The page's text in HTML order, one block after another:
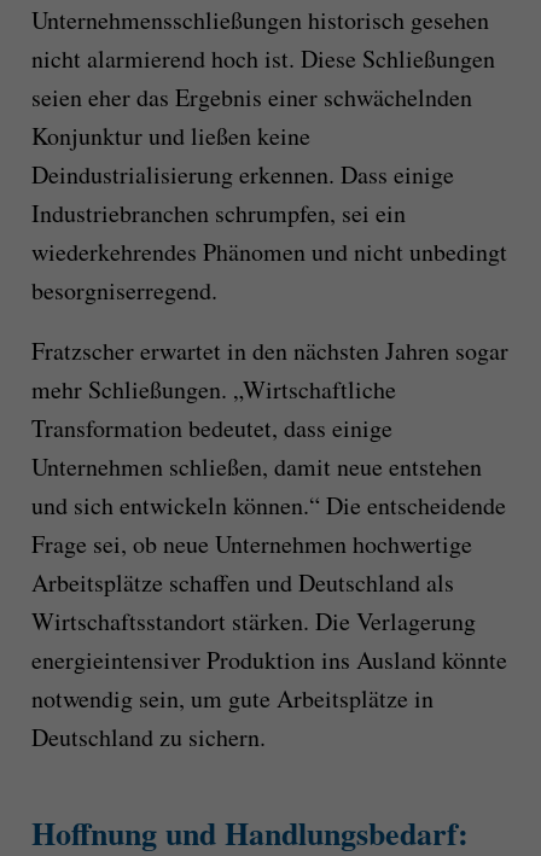
Unternehmensschließungen historisch gesehen
nicht alarmierend hoch ist. Diese Schließungen
seien eher das Ergebnis einer schwächelnden
Konjunktur und ließen keine
Deindustrialisierung erkennen. Dass einige
Industriebranchen schrumpfen, sei ein
wiederkehrendes Phänomen und nicht unbedingt
besorgniserregend.
Fratzscher erwartet in den nächsten Jahren sogar
mehr Schließungen. „Wirtschaftliche
Transformation bedeutet, dass einige
Unternehmen schließen, damit neue entstehen
und sich entwickeln können.“ Die entscheidende
Frage sei, ob neue Unternehmen hochwertige
Arbeitsplätze schaffen und Deutschland als
Wirtschaftsstandort stärken. Die Verlagerung
energieintensiver Produktion ins Ausland könnte
notwendig sein, um gute Arbeitsplätze in
Deutschland zu sichern.
Hoffnung und Handlungsbedarf: